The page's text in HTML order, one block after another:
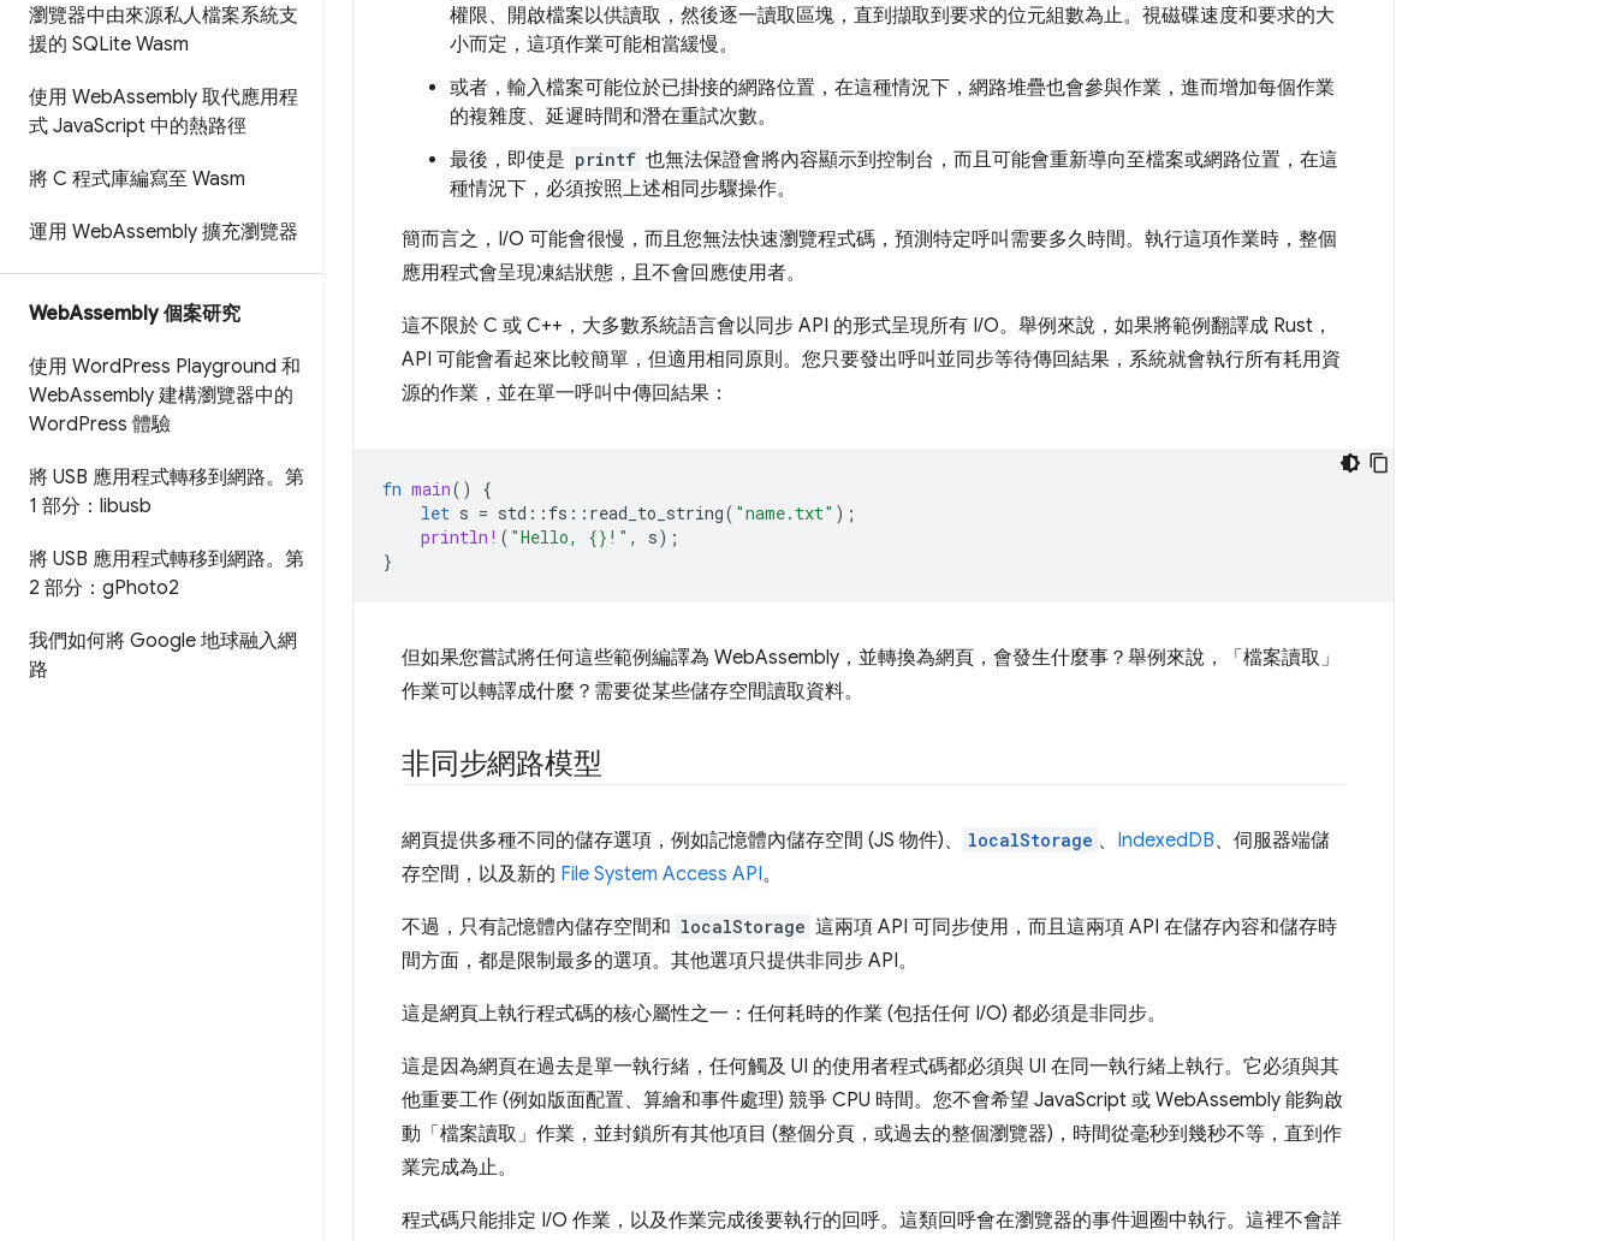
瀏覽器中由來源私人檔案系統支
援的 SQLite Wasm
使用 WebAssembly 取代應用程
式 JavaScript 中的熱路徑
將 C 程式庫編寫至 Wasm
運用 WebAssembly 擴充瀏覽器
WebAssembly 個案研究
使用 WordPress Playground 和
WebAssembly 建構瀏覽器中的
WordPress 體驗
將 USB 應用程式轉移到網路。第
1 部分：libusb
將 USB 應用程式轉移到網路。第
2 部分：gPhoto2
我們如何將 Google 地球融入網
路
權限、開啟檔案以供讀取，然後逐一讀取區塊，直到擷取到要求的位元組數為止。視磁碟速度和要求的大
小而定，這項作業可能相當緩慢。
或者，輸入檔案可能位於已掛接的網路位置，在這種情況下，網路堆疊也會參與作業，進而增加每個作業
的複雜度、延遲時間和潛在重試次數。
最後，即使是 printf 也無法保證會將內容顯示到控制台，而且可能會重新導向至檔案或網路位置，在這
種情況下，必須按照上述相同步驟操作。
簡而言之，I/O 可能會很慢，而且您無法快速瀏覽程式碼，預測特定呼叫需要多久時間。執行這項作業時，整個
應用程式會呈現凍結狀態，且不會回應使用者。
這不限於 C 或 C++，大多數系統語言會以同步 API 的形式呈現所有 I/O。舉例來說，如果將範例翻譯成 Rust，
API 可能會看起來比較簡單，但適用相同原則。您只要發出呼叫並同步等待傳回結果，系統就會執行所有耗用資
源的作業，並在單一呼叫中傳回結果：
fn main()
{
let s = std :: fs :: read_to_string( "name.txt" );
println! ( "Hello, {}!" , s);
}
但如果您嘗試將任何這些範例編譯為 WebAssembly，並轉換為網頁，會發生什麼事？舉例來說，「檔案讀取」
作業可以轉譯成什麼？需要從某些儲存空間讀取資料。
非同步網路模型
網頁提供多種不同的儲存選項，例如記憶體內儲存空間 (JS 物件)、 localStorage 、 IndexedDB、伺服器端儲
存空間，以及新的 File System Access API。
不過，只有記憶體內儲存空間和 localStorage 這兩項 API 可同步使用，而且這兩項 API 在儲存內容和儲存時
間方面，都是限制最多的選項。其他選項只提供非同步 API。
這是網頁上執行程式碼的核心屬性之一：任何耗時的作業 (包括任何 I/O) 都必須是非同步。
這是因為網頁在過去是單一執行緒，任何觸及 UI 的使用者程式碼都必須與 UI 在同一執行緒上執行。它必須與其
他重要工作 (例如版面配置、算繪和事件處理) 競爭 CPU 時間。您不會希望 JavaScript 或 WebAssembly 能夠啟
動「檔案讀取」作業，並封鎖所有其他項目 (整個分頁，或過去的整個瀏覽器)，時間從毫秒到幾秒不等，直到作
業完成為止。
程式碼只能排定 I/O 作業，以及作業完成後要執行的回呼。這類回呼會在瀏覽器的事件迴圈中執行。這裡不會詳